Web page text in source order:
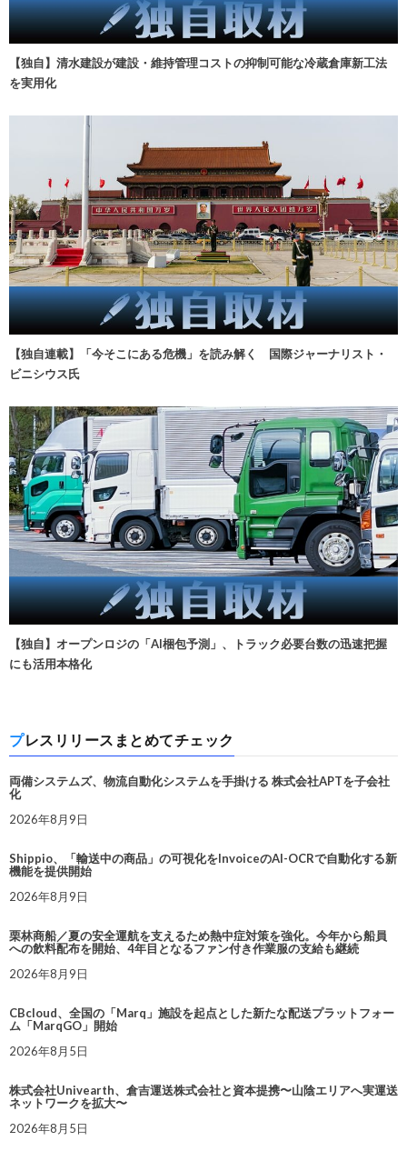
【独自】清水建設が建設・維持管理コストの抑制可能な冷蔵倉庫新工法
を実用化
【独自連載】「今そこにある危機」を読み解く 国際ジャーナリスト・
ビニシウス氏
【独自】オープンロジの「AI梱包予測」、トラック必要台数の迅速把握
にも活用本格化
プレスリリースまとめてチェック
両備システムズ、物流自動化システムを手掛ける 株式会社APTを子会社
化
2026年8月9日
Shippio、「輸送中の商品」の可視化をInvoiceのAI-OCRで自動化する新
機能を提供開始
2026年8月9日
栗林商船／夏の安全運航を支えるため熱中症対策を強化。今年から船員
への飲料配布を開始、4年目となるファン付き作業服の支給も継続
2026年8月9日
CBcloud、全国の「Marq」施設を起点とした新たな配送プラットフォー
ム「MarqGO」開始
2026年8月5日
株式会社Univearth、倉吉運送株式会社と資本提携〜山陰エリアへ実運送
ネットワークを拡大〜
2026年8月5日